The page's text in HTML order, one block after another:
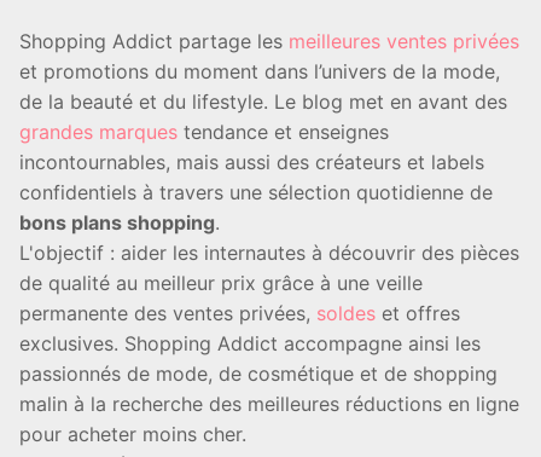
Shopping Addict partage les meilleures ventes privées
et promotions du moment dans l’univers de la mode,
de la beauté et du lifestyle. Le blog met en avant des
grandes marques tendance et enseignes
incontournables, mais aussi des créateurs et labels
confidentiels à travers une sélection quotidienne de
bons plans shopping.
L'objectif : aider les internautes à découvrir des pièces
de qualité au meilleur prix grâce à une veille
permanente des ventes privées, soldes et offres
exclusives. Shopping Addict accompagne ainsi les
passionnés de mode, de cosmétique et de shopping
malin à la recherche des meilleures réductions en ligne
pour acheter moins cher.